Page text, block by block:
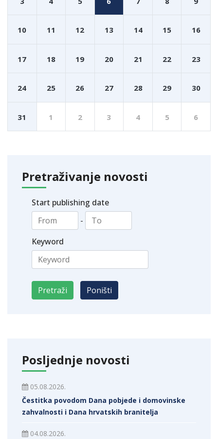
10 11 12 13 14 15 16
17 18 19 20 21 22 23
24 25 26 27 28 29 30
31 1 2 3 4 5 6
Pretraživanje novosti
Start publishing date
-
Keyword
Posljednje novosti
05.08.2026.
Čestitka povodom Dana pobjede i domovinske
zahvalnosti i Dana hrvatskih branitelja
04.08.2026.